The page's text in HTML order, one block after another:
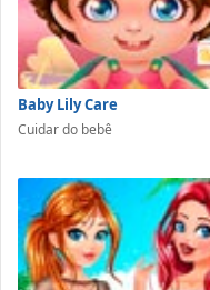
Baby Lily Care
Cuidar do bebê